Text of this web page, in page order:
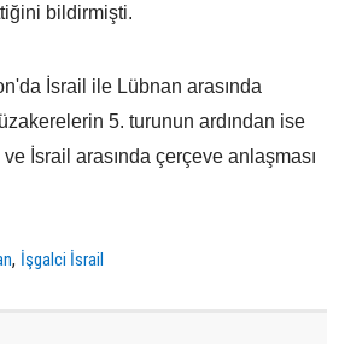
bildirmişti.
İsrail ile Lübnan arasında
5. turunun ardından ise
İsrail arasında çerçeve anlaşması
, İşgalci İsrail